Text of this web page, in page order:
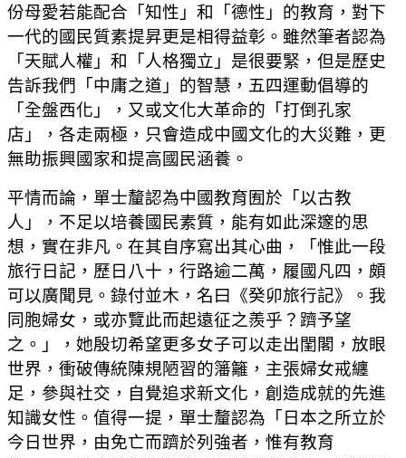
份母愛若能配合「知性」和「德性」的教育，對下
一代的國民質素提昇更是相得益彰。雖然筆者認為
「天賦人權」和「人格獨立」是很要緊，但是歷史
告訴我們「中庸之道」的智慧，五四運動倡導的
「全盤西化」，又或文化大革命的「打倒孔家
店」，各走兩極，只會造成中國文化的大災難，更
無助振興國家和提高國民涵養。
平情而論，單士釐認為中國教育囿於「以古教
人」，不足以培養國民素質，能有如此深邃的思
想，實在非凡。在其自序寫出其心曲，「惟此一段
旅行日記，歷日八十，行路逾二萬，履國凡四，頗
可以廣聞見。錄付並木，名曰《癸卯旅行記》。我
同胞婦女，或亦覽此而起遠征之羨乎？躋予望
之。」，她殷切希望更多女子可以走出閨閣，放眼
世界，衝破傳統陳規陋習的籓籬，主張婦女戒纏
足，參與社交，自覺追求新文化，創造成就的先進
知識女性。值得一提，單士釐認為「日本之所立於
今日世界，由免亡而躋於列強者，惟有教育